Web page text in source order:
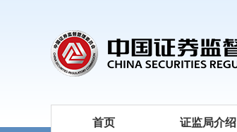
首页 证监局介绍